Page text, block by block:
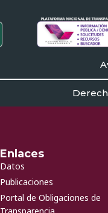
Enlaces
Datos
Publicaciones
Portal de Obligaciones de